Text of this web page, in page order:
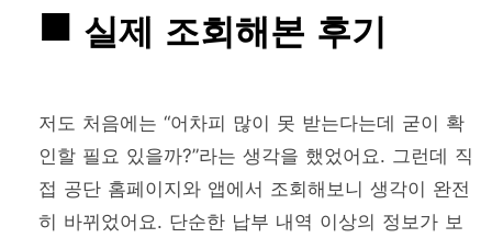
실제 조회해본 후기
저도 처음에는 “어차피 많이 못 받는다는데 굳이 확
인할 필요 있을까?”라는 생각을 했었어요. 그런데 직
접 공단 홈페이지와 앱에서 조회해보니 생각이 완전
히 바뀌었어요. 단순한 납부 내역 이상의 정보가 보